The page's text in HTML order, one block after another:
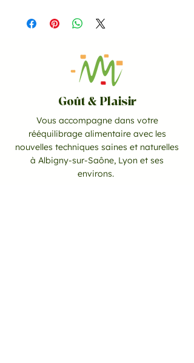
Goût & Plaisir
Vous accompagne dans votre
rééquilibrage alimentaire avec les
nouvelles techniques saines et naturelles
à Albigny-sur-Saône, Lyon et ses
environs.